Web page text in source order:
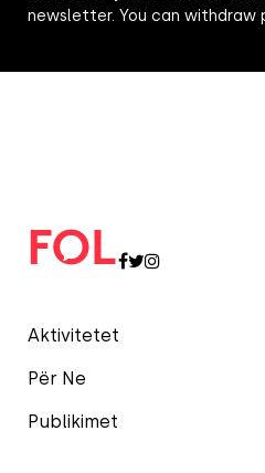
Aktivitetet
Për Ne
Publikimet
newsletter. You can withdraw